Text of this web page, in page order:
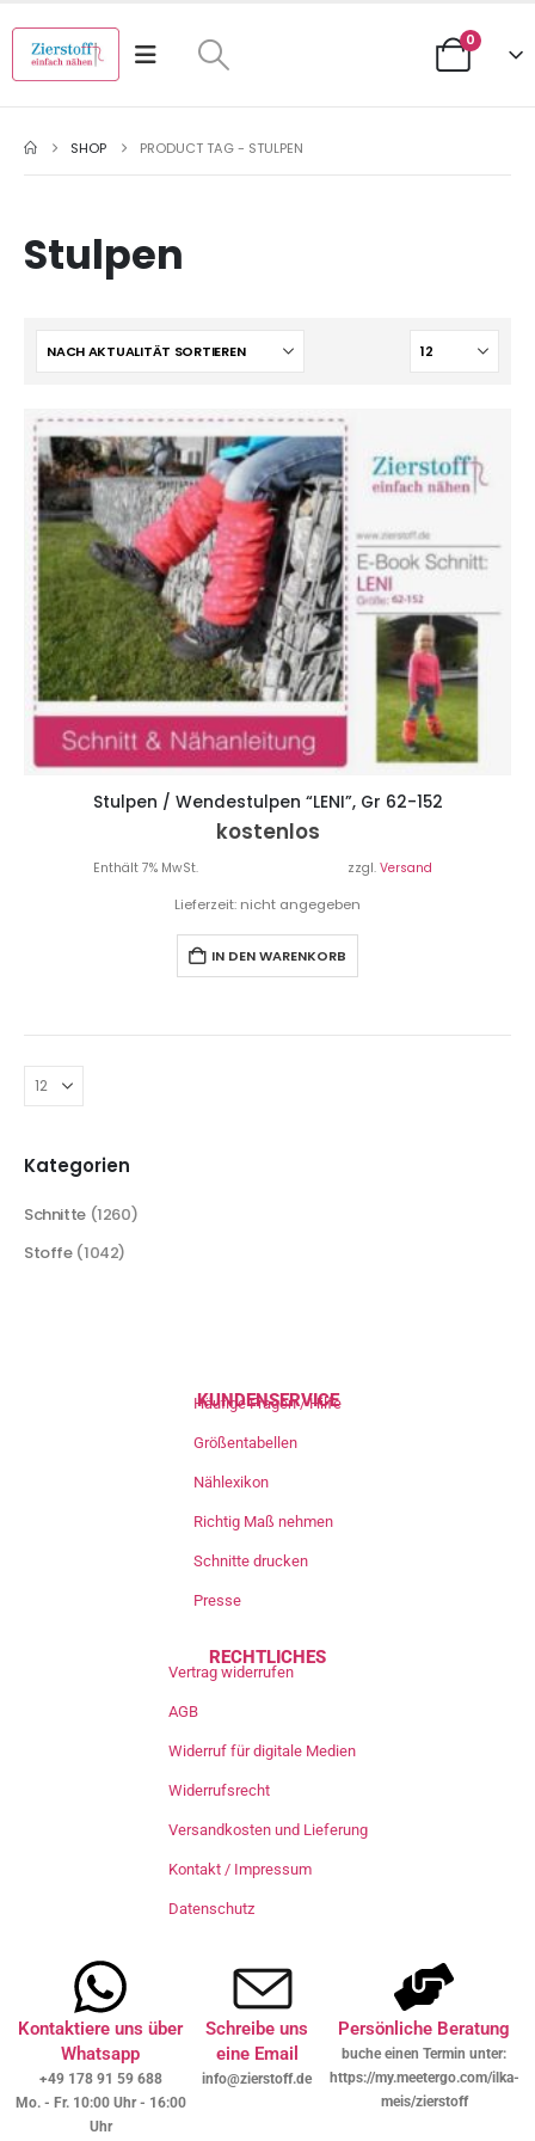
0
SHOP PRODUCT TAG - STULPEN
Stulpen
Stulpen / Wendestulpen “LENI”, Gr 62-152
kostenlos
Enthält 7% MwSt. zzgl. Versand
Lieferzeit: nicht angegeben
IN DEN WARENKORB
Kategorien
Schnitte (1260)
Stoffe (1042)
KUNDENSERVICE
Häufige Fragen / Hilfe
Größentabellen
Nählexikon
Richtig Maß nehmen
Schnitte drucken
Presse
RECHTLICHES
Vertrag widerrufen
AGB
Widerruf für digitale Medien
Widerrufsrecht
Versandkosten und Lieferung
Kontakt / Impressum
Datenschutz
Kontaktiere uns über
Whatsapp
+49 178 91 59 688
Mo. - Fr. 10:00 Uhr - 16:00
Uhr
Schreibe uns
eine Email
info@zierstoff.de
Persönliche Beratung
buche einen Termin unter:
https://my.meetergo.com/ilka-
meis/zierstoff